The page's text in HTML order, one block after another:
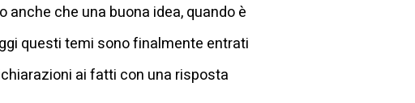
che una buona idea, quando è
questi temi sono finalmente entrati
ai fatti con una risposta